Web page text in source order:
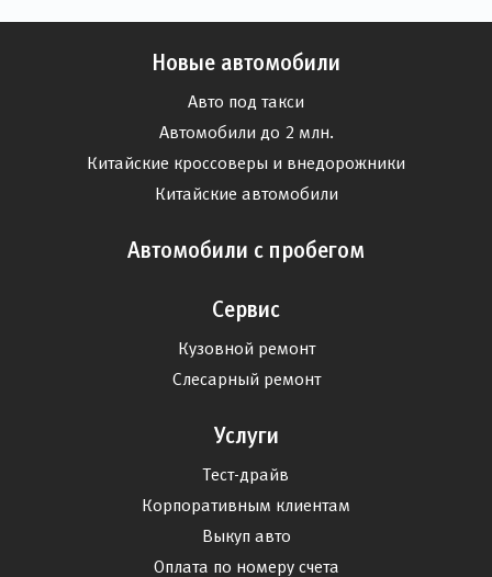
Новые автомобили
Авто под такси
Автомобили до 2 млн.
Китайские кроссоверы и внедорожники
Китайские автомобили
Автомобили с пробегом
Сервис
Кузовной ремонт
Слесарный ремонт
Услуги
Тест-драйв
Корпоративным клиентам
Выкуп авто
Оплата по номеру счета